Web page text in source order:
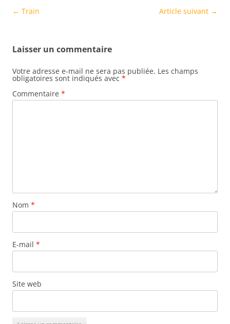
Navigation
← Train Article suivant →
Laisser un commentaire
Votre adresse e-mail ne sera pas publiée. Les champs
obligatoires sont indiqués avec *
Commentaire *
Nom *
E-mail *
Site web